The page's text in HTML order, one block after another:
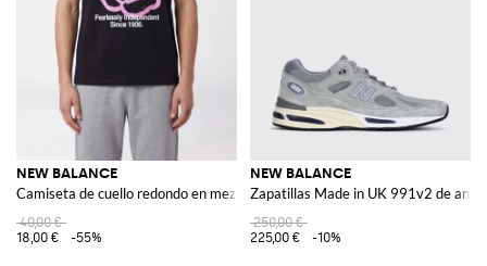
NEW BALANCE
Camiseta de cuello redondo en mezcla de algodón con logo gráfico
40,00 €
18,00 €
-55%
NEW BALANCE
Zapatillas Made in UK 991v2 de ante
250,00 €
225,00 €
-10%